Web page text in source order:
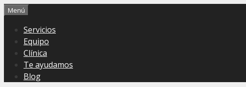
Saltar
contenido
Menú
Servicios
Equipo
Clínica
Te ayudamos
Blog